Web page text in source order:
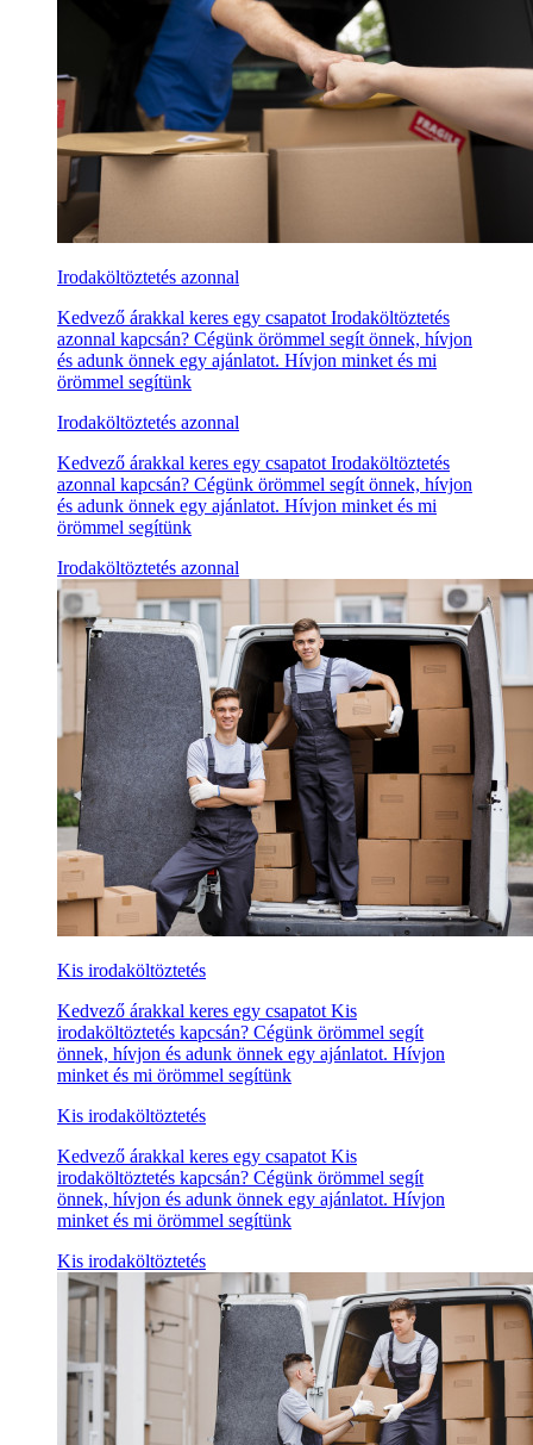
Irodaköltöztetés azonnal
Kedvező árakkal keres egy csapatot Irodaköltöztetés
azonnal kapcsán? Cégünk örömmel segít önnek, hívjon
és adunk önnek egy ajánlatot. Hívjon minket és mi
örömmel segítünk
Irodaköltöztetés azonnal
Kedvező árakkal keres egy csapatot Irodaköltöztetés
azonnal kapcsán? Cégünk örömmel segít önnek, hívjon
és adunk önnek egy ajánlatot. Hívjon minket és mi
örömmel segítünk
Irodaköltöztetés azonnal
Kis irodaköltöztetés
Kedvező árakkal keres egy csapatot Kis
irodaköltöztetés kapcsán? Cégünk örömmel segít
önnek, hívjon és adunk önnek egy ajánlatot. Hívjon
minket és mi örömmel segítünk
Kis irodaköltöztetés
Kedvező árakkal keres egy csapatot Kis
irodaköltöztetés kapcsán? Cégünk örömmel segít
önnek, hívjon és adunk önnek egy ajánlatot. Hívjon
minket és mi örömmel segítünk
Kis irodaköltöztetés